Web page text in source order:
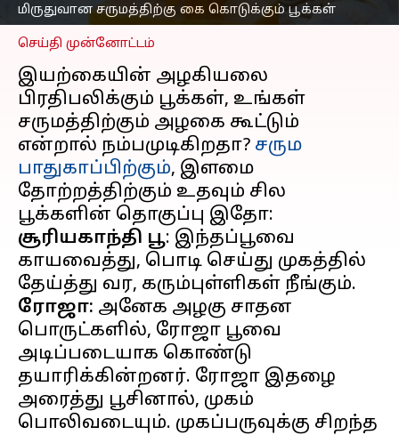
மிருதுவான சருமத்திற்கு கை கொடுக்கும் பூக்கள்
செய்தி முன்னோட்டம்
இயற்கையின் அழகியலை
பிரதிபலிக்கும் பூக்கள், உங்கள்
சருமத்திற்கும் அழகை கூட்டும்
என்றால் நம்பமுடிகிறதா? சரும
பாதுகாப்பிற்கும், இளமை
தோற்றத்திற்கும் உதவும் சில
சூரியகாந்தி பூ: இந்தப்பூவை
காயவைத்து, பொடி செய்து முகத்தில்
ரோஜா: அனேக அழகு சாதன
பொருட்களில், ரோஜா பூவை
அடிப்படையாக கொண்டு
தயாரிக்கின்றனர். ரோஜா இதழை
அரைத்து பூசினால், முகம்
பொலிவடையும். முகப்பருவுக்கு சிறந்த